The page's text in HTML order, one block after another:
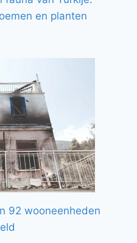
en planten
92 wooneenheden